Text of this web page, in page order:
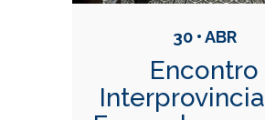
30 • ABR
Encontro